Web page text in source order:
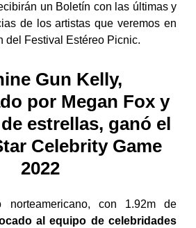
un Boletín con las últimas y
de los artistas que veremos en
del Festival Estéreo Picnic.
Gun Kelly,
por Megan Fox y
estrellas, ganó el
Celebrity Game
2022
con 1.92m de
al equipo de celebridades